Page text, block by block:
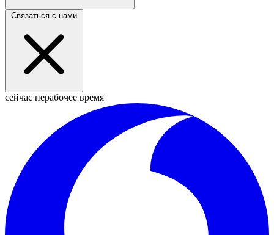
Связаться с нами
сейчас нерабочее время